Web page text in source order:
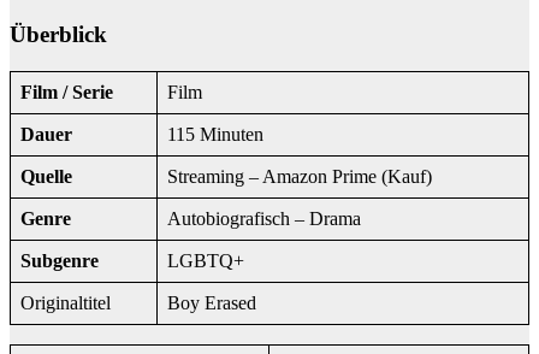
Überblick
Film / Serie Film
Dauer 115 Minuten
Quelle Streaming – Amazon Prime (Kauf)
Genre Autobiografisch – Drama
Subgenre LGBTQ+
Originaltitel Boy Erased